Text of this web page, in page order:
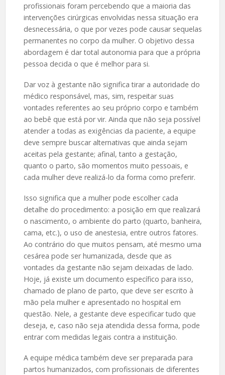
profissionais foram percebendo que a maioria das
intervenções cirúrgicas envolvidas nessa situação era
desnecessária, o que por vezes pode causar sequelas
permanentes no corpo da mulher. O objetivo dessa
abordagem é dar total autonomia para que a própria
pessoa decida o que é melhor para si.
Dar voz à gestante não significa tirar a autoridade do
médico responsável, mas, sim, respeitar suas
vontades referentes ao seu próprio corpo e também
ao bebê que está por vir. Ainda que não seja possível
atender a todas as exigências da paciente, a equipe
deve sempre buscar alternativas que ainda sejam
aceitas pela gestante; afinal, tanto a gestação,
quanto o parto, são momentos muito pessoais, e
cada mulher deve realizá-lo da forma como preferir.
Isso significa que a mulher pode escolher cada
detalhe do procedimento: a posição em que realizará
o nascimento, o ambiente do parto (quarto, banheira,
cama, etc.), o uso de anestesia, entre outros fatores.
Ao contrário do que muitos pensam, até mesmo uma
cesárea pode ser humanizada, desde que as
vontades da gestante não sejam deixadas de lado.
Hoje, já existe um documento específico para isso,
chamado de plano de parto, que deve ser escrito à
mão pela mulher e apresentado no hospital em
questão. Nele, a gestante deve especificar tudo que
deseja, e, caso não seja atendida dessa forma, pode
entrar com medidas legais contra a instituição.
A equipe médica também deve ser preparada para
partos humanizados, com profissionais de diferentes